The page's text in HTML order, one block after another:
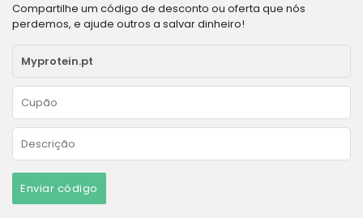
Compartilhe um código de desconto ou oferta que nós
perdemos, e ajude outros a salvar dinheiro!
Enviar código